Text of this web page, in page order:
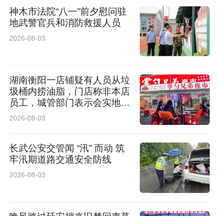
神木市法院“八一”前夕慰问驻
地武警官兵和消防救援人员
2026-08-03
湖南衡阳一店铺疑有人员从垃
圾桶内捞油脂，门店称非本店
员工，城管部门表示会实地调
查
2026-08-03
长武公安交管闻 “汛” 而动 筑
牢汛期道路交通安全防线
2026-08-03